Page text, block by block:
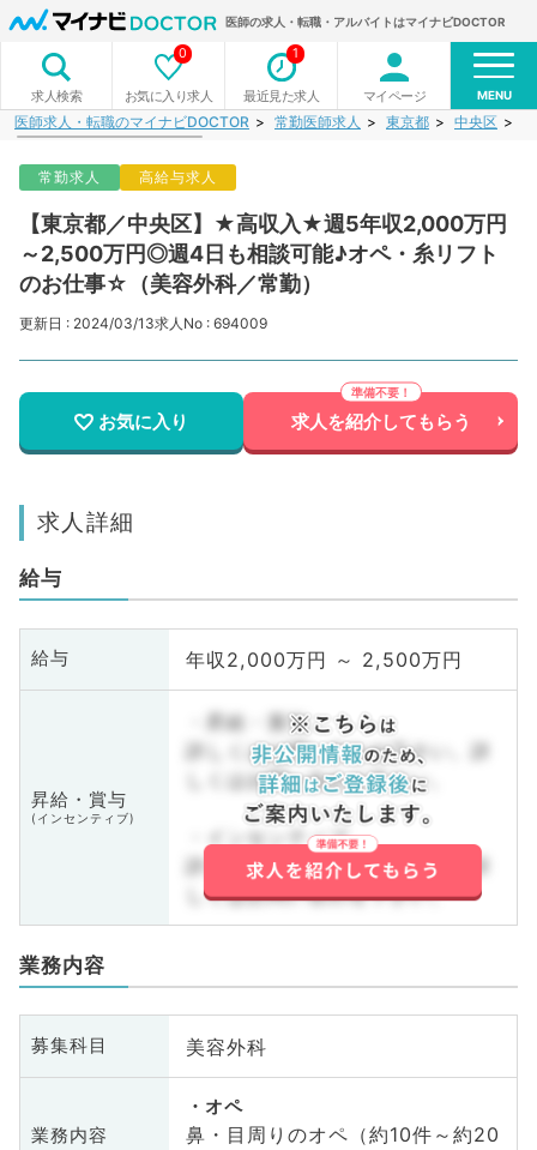
医師の求人・転職・アルバイトはマイナビDOCTOR
求人検索 お気に入り求人
0
最近見た求人
1
マイページ MENU
医師求人・転職のマイナビDOCTOR 常勤医師求人 東京都 中央区
常勤求人 高給与求人
【東京都／中央区】★高収入★週5年収2,000万円
～2,500万円◎週4日も相談可能♪オペ・糸リフト
のお仕事☆（美容外科／常勤）
更新日 : 2024/03/13求人No : 694009
お気に入り 求人を紹介してもらう
求人詳細
給与
給与 年収2,000万円 ～ 2,500万円
昇給・賞与
(インセンティブ)
・昇給・賞与
詳しくはお問い合わせ下さい。詳
しくはお問い合わせ下さい。
・インセンティブ
詳しくはお問い合わせ下さい。詳
しくはお問い合わせ下さい。
業務内容
募集科目 美容外科
業務内容
オペ
鼻・目周りのオペ（約10件～約20